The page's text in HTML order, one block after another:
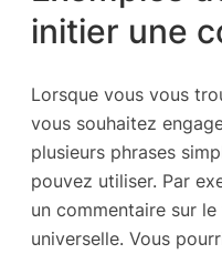
initier une
Lorsque vous vous
vous souhaitez
plusieurs phrases
pouvez utiliser. Par
un commentaire sur
universelle. Vous